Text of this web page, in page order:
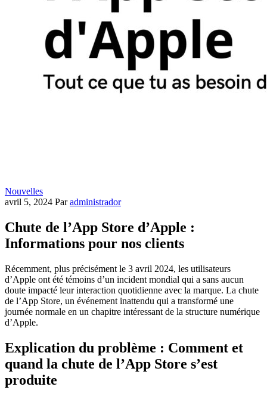
Nouvelles
avril 5, 2024 Paradministrador
Chute de l’App Store d’Apple :
Informations pour nos clients
Récemment, plus précisément le 3 avril 2024, les utilisateurs
d’Apple ont été témoins d’un incident mondial qui a sans aucun
doute impacté leur interaction quotidienne avec la marque. La chute
de l’App Store, un événement inattendu qui a transformé une
journée normale en un chapitre intéressant de la structure numérique
d’Apple.
Explication du problème : Comment et
quand la chute de l’App Store s’est
produite